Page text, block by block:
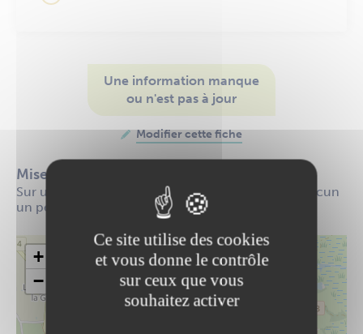
Une information manque
ou n'est pas à jour
Modifier cette fiche
Mise à disposition de parcelles pour jardiner
Sur un hectare, environ 81 jardiniers cultivent chacun
un petit potager. Le jardin est situé au Bois Jauni.
+
−
Ce site utilise des cookies
et vous donne le contrôle
sur ceux que vous
souhaitez activer